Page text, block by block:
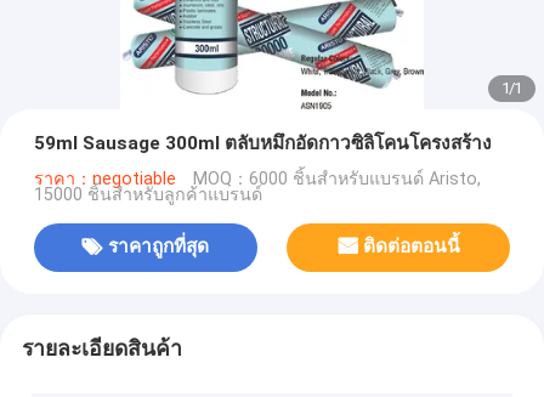
1/1
59ml Sausage 300ml ตลับหมึกอัดกาวซิลิโคนโครงสร้าง
ราคา：negotiable MOQ：6000 ชิ้นสำหรับแบรนด์ Aristo,
15000 ชิ้นสำหรับลูกค้าแบรนด์
ราคาถูกที่สุด ติดต่อตอนนี้
รายละเอียดสินค้า